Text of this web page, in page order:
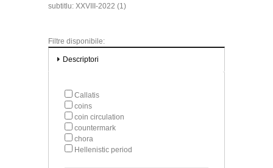
subtitlu: XXVIII-2022 (1)
Filtre disponibile:
Descriptori
Callatis
coins
coin circulation
countermark
chora
Hellenistic period